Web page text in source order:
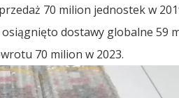
70 milion jednostek w
osiągnięto dostawy globalne 59
70 milion w 2023.